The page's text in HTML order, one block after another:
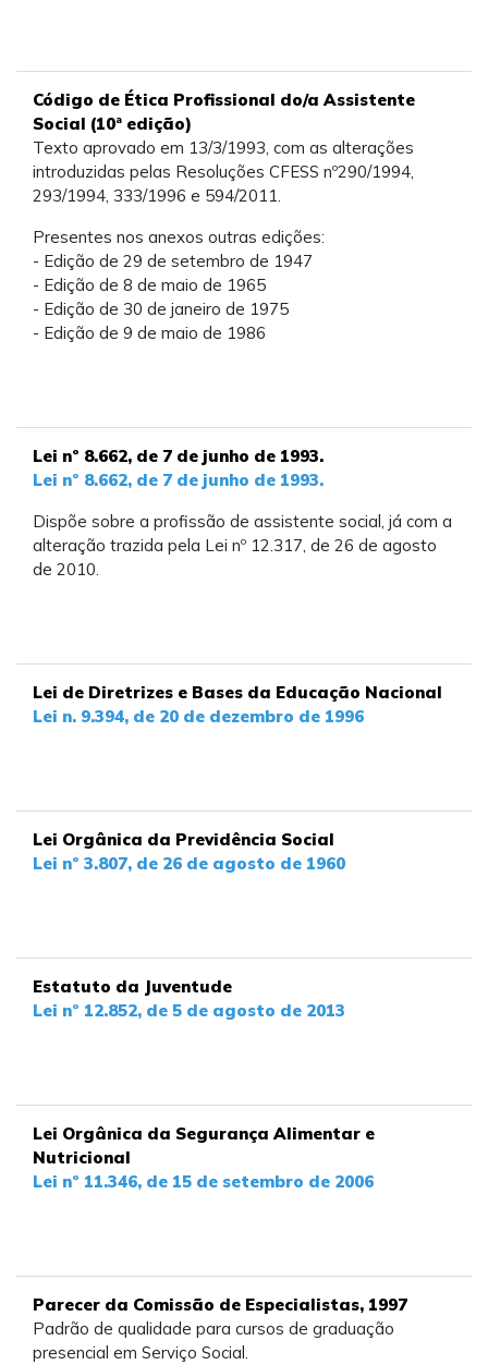
Código de Ética Profissional do/a Assistente
Social (10ª edição)
Texto aprovado em 13/3/1993, com as alterações
introduzidas pelas Resoluções CFESS nº290/1994,
293/1994, 333/1996 e 594/2011.
Presentes nos anexos outras edições:
- Edição de 29 de setembro de 1947
- Edição de 8 de maio de 1965
- Edição de 30 de janeiro de 1975
- Edição de 9 de maio de 1986
Lei nº 8.662, de 7 de junho de 1993.
Lei nº 8.662, de 7 de junho de 1993.
Dispõe sobre a profissão de assistente social, já com a
alteração trazida pela Lei nº 12.317, de 26 de agosto
de 2010.
Lei de Diretrizes e Bases da Educação Nacional
Lei n. 9.394, de 20 de dezembro de 1996
Lei Orgânica da Previdência Social
Lei nº 3.807, de 26 de agosto de 1960
Estatuto da Juventude
Lei nº 12.852, de 5 de agosto de 2013
Lei Orgânica da Segurança Alimentar e
Nutricional
Lei nº 11.346, de 15 de setembro de 2006
Parecer da Comissão de Especialistas, 1997
Padrão de qualidade para cursos de graduação
presencial em Serviço Social.